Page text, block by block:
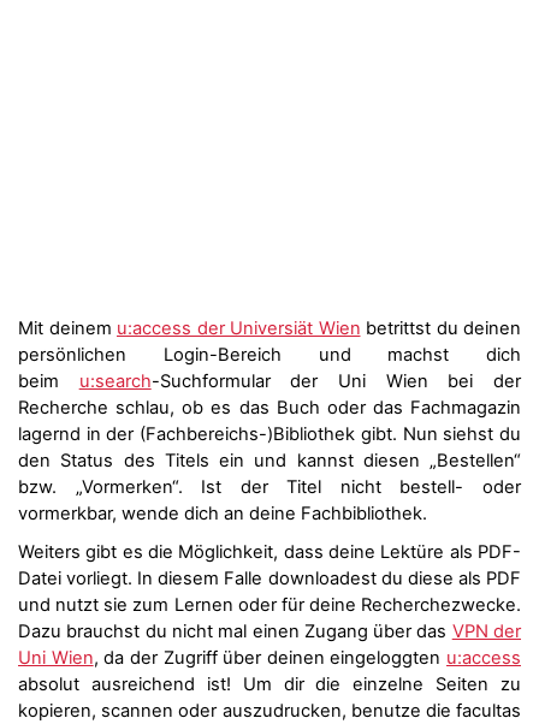
Mit deinem u:access der Universiät Wien betrittst du deinen
persönlichen Login-Bereich und machst dich
beim u:search-Suchformular der Uni Wien bei der
Recherche schlau, ob es das Buch oder das Fachmagazin
lagernd in der (Fachbereichs-)Bibliothek gibt. Nun siehst du
den Status des Titels ein und kannst diesen „Bestellen“
bzw. „Vormerken“. Ist der Titel nicht bestell- oder
vormerkbar, wende dich an deine Fachbibliothek.
Weiters gibt es die Möglichkeit, dass deine Lektüre als PDF-
Datei vorliegt. In diesem Falle downloadest du diese als PDF
und nutzt sie zum Lernen oder für deine Recherchezwecke.
Dazu brauchst du nicht mal einen Zugang über das VPN der
Uni Wien, da der Zugriff über deinen eingeloggten u:access
absolut ausreichend ist! Um dir die einzelne Seiten zu
kopieren, scannen oder auszudrucken, benutze die facultas